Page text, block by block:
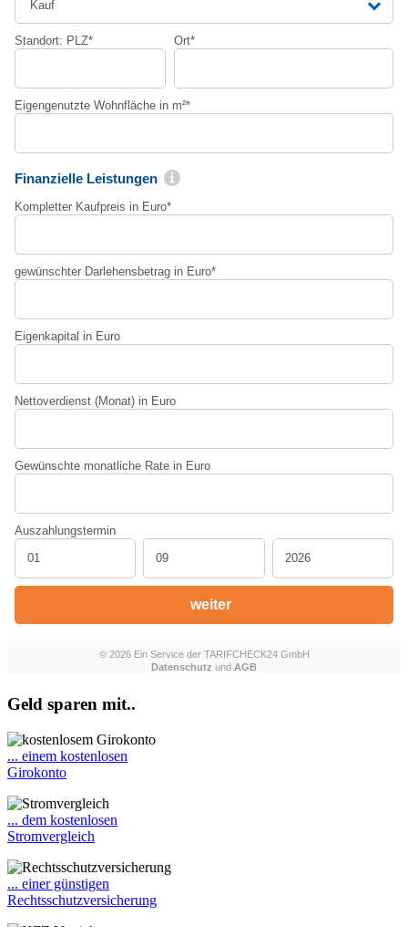
Geld sparen mit..
... einem kostenlosen
Girokonto
... dem kostenlosen
Stromvergleich
... einer günstigen
Rechtsschutzversicherung